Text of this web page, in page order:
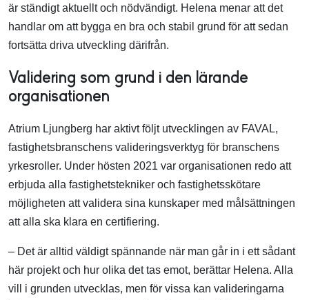
är ständigt aktuellt och nödvändigt. Helena menar att det
handlar om att bygga en bra och stabil grund för att sedan
fortsätta driva utveckling därifrån.
Validering som grund i den lärande
organisationen
Atrium Ljungberg har aktivt följt utvecklingen av FAVAL,
fastighetsbranschens valideringsverktyg för branschens
yrkesroller. Under hösten 2021 var organisationen redo att
erbjuda alla fastighetstekniker och fastighetsskötare
möjligheten att validera sina kunskaper med målsättningen
att alla ska klara en certifiering.
– Det är alltid väldigt spännande när man går in i ett sådant
här projekt och hur olika det tas emot, berättar Helena. Alla
vill i grunden utvecklas, men för vissa kan valideringarna